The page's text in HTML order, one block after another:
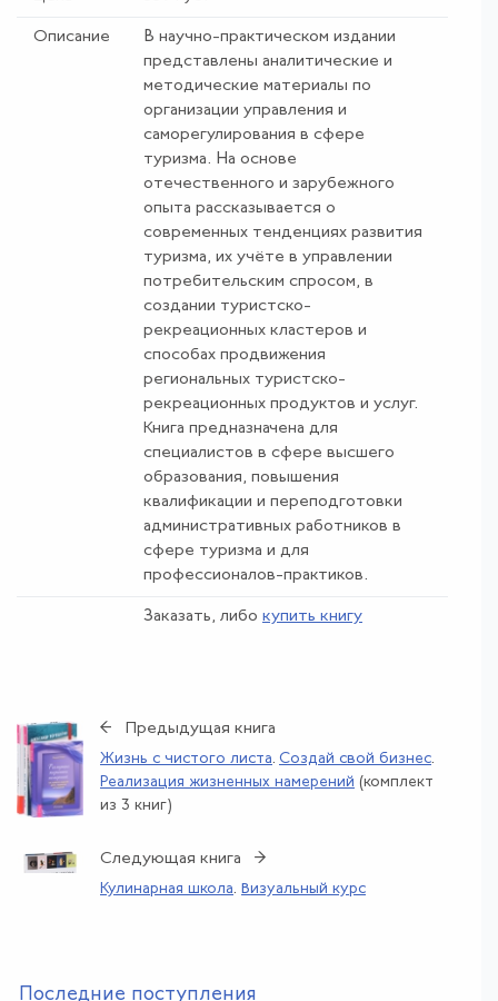
Описание
В научно-практическом издании
представлены аналитические и
методические материалы по
организации управления и
саморегулирования в сфере
туризма. На основе
отечественного и зарубежного
опыта рассказывается о
современных тенденциях развития
туризма, их учёте в управлении
потребительским спросом, в
создании туристско-
рекреационных кластеров и
способах продвижения
региональных туристско-
рекреационных продуктов и услуг.
Книга предназначена для
специалистов в сфере высшего
образования, повышения
квалификации и переподготовки
административных работников в
сфере туризма и для
профессионалов-практиков.
Заказать, либо купить книгу
← Предыдущая книга
Жизнь с чистого листа. Создай свой бизнес.
Реализация жизненных намерений (комплект
из 3 книг)
Следующая книга →
Кулинарная школа. Визуальный курс
Последние поступления